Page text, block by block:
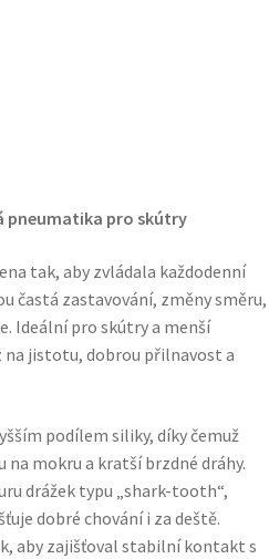
pneumatika pro skútry
tak, aby zvládala každodenní
častá zastavování, změny směru,
Ideální pro skútry a menší
na jistotu, dobrou přilnavost a
podílem siliky, díky čemuž
na mokru a kratší brzdné dráhy.
drážek typu „shark-tooth“,
dobré chování i za deště.
aby zajišťoval stabilní kontakt s